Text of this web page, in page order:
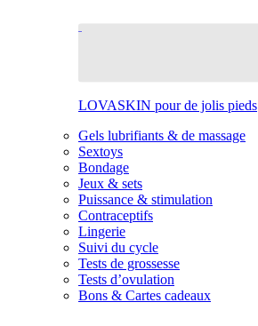
LOVASKIN pour de jolis pieds
Gels lubrifiants & de massage
Sextoys
Bondage
Jeux & sets
Puissance & stimulation
Contraceptifs
Lingerie
Suivi du cycle
Tests de grossesse
Tests d’ovulation
Bons & Cartes cadeaux